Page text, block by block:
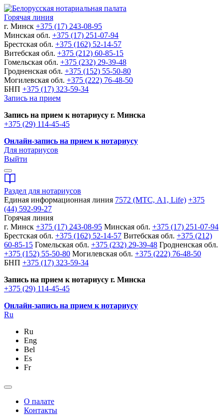
Горячая линия
г. Минск +375 (17) 243-08-95
Минская обл. +375 (17) 251-07-94
Брестская обл. +375 (162) 52-14-57
Витебская обл. +375 (212) 60-85-15
Гомельская обл. +375 (232) 29-39-48
Гродненская обл. +375 (152) 55-50-80
Могилевская обл. +375 (222) 76-48-50
БНП +375 (17) 323-59-34
Запись на прием
Запись на прием к нотариусу г. Минска
+375 (29) 114-45-45
Онлайн-запись на прием к нотариусу
Для нотариусов
Выйти
Раздел для нотариусов
Единая информационная линия 7572 (МТС, A1, Life) +375
(44) 592-99-27
Горячая линия
г. Минск +375 (17) 243-08-95 Минская обл. +375 (17) 251-07-94
Брестская обл. +375 (162) 52-14-57 Витебская обл. +375 (212)
60-85-15 Гомельская обл. +375 (232) 29-39-48 Гродненская обл.
+375 (152) 55-50-80 Могилевская обл. +375 (222) 76-48-50
БНП +375 (17) 323-59-34
Запись на прием к нотариусу г. Минска
+375 (29) 114-45-45
Онлайн-запись на прием к нотариусу
Ru
Ru
Eng
Bel
Es
Fr
О палате
Контакты